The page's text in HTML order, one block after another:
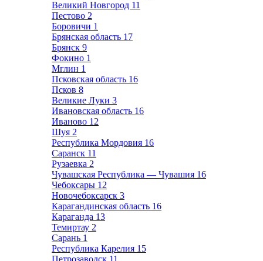
Великий Новгород 11
Пестово 2
Боровичи 1
Брянская область 17
Брянск 9
Фокино 1
Мглин 1
Псковская область 16
Псков 8
Великие Луки 3
Ивановская область 16
Иваново 12
Шуя 2
Республика Мордовия 16
Саранск 11
Рузаевка 2
Чувашская Республика — Чувашия 16
Чебоксары 12
Новочебоксарск 3
Карагандинская область 16
Караганда 13
Темиртау 2
Сарань 1
Республика Карелия 15
Петрозаводск 11